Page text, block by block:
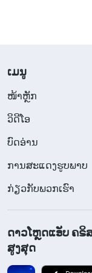
ຂ້ອຍສາມາດເຫັນ
ຖືກໄລ່ອອກ, ແຕ່ລາ
ແມ່ເຖົ້າຂອງຂ້ອຍກໍ່
ຫ່ວງເປັນໃຍຕໍ່ຄອ
ຄິດບໍວ່າຂ້ອຍບໍ່ມີຄ
ຕໍ່ຄອບຄົວ? ຂ້ອຍຈ
ເມຍຂອງຂ້ອຍຫຼັງ
ເປັນຜູ້ນຳຄຣິດຕະ
ຮູ້ຈັກເປັນຢ່າງດີວ່
​ເມ​ນູ
​ໜ້າຫຼັກ
ວິ​ດີ​ໂອ
ບົດອ່ານ
ການສະແດງຮູບພາບ
ກ່ຽວກັບພວກເຮົາ
ດາວໂຫຼດແອັບ ຄຣິ
ສູງສຸດ